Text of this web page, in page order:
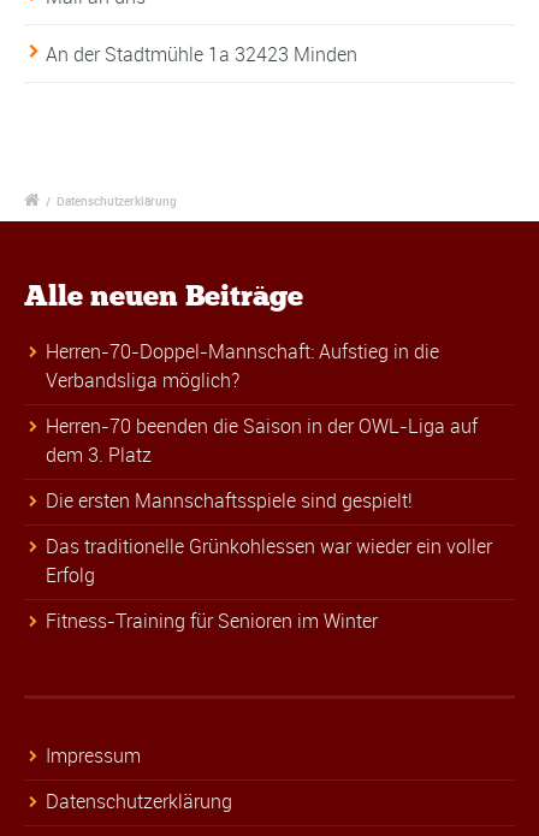
An der Stadtmühle 1a 32423 Minden
/ Datenschutzerklärung
Alle neuen Beiträge
Herren-70-Doppel-Mannschaft: Aufstieg in die
Verbandsliga möglich?
Herren-70 beenden die Saison in der OWL-Liga auf
dem 3. Platz
Die ersten Mannschaftsspiele sind gespielt!
Das traditionelle Grünkohlessen war wieder ein voller
Erfolg
Fitness-Training für Senioren im Winter
Impressum
Datenschutzerklärung